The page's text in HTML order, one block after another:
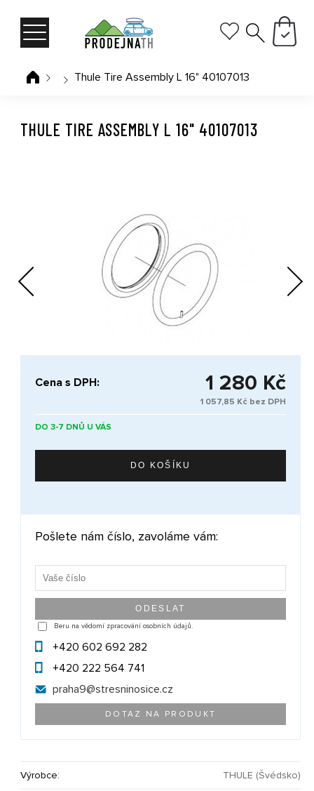
Thule Tire Assembly L 16" 40107013
Previous Next
THULE TIRE ASSEMBLY L 16" 40107013
Cena s DPH: 1 280 Kč
1 057,85 Kč bez DPH
DO 3-7 DNŮ U VÁS
Pošlete nám číslo, zavoláme vám:
Beru na vědomí zpracování osobních údajů.
+420 602 692 282
+420 222 564 741
praha9@stresninosice.cz
DOTAZ NA PRODUKT
Výrobce: THULE (Švédsko)